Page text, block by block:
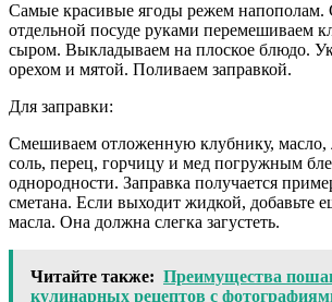
Самые красивые ягоды режем
отдельной посуде руками перемешиваем
сыром. Выкладываем на плоское блюдо.
орехом и мятой. Поливаем заправкой.
Для заправки:
Смешиваем отложенную клубнику,
соль, перец, горчицу и мед погружным
однородности. Заправка получается
сметана. Если выходит жидкой, добавьте
масла. Она должна слегка загустеть.
Читайте также: Преимущества
кулинарных рецептов с